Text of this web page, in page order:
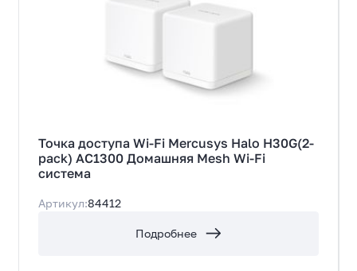
Точка доступа Wi-Fi Mercusys Halo H30G(2-
pack) AC1300 Домашняя Mesh Wi-Fi
система
Артикул:84412
Подробнее